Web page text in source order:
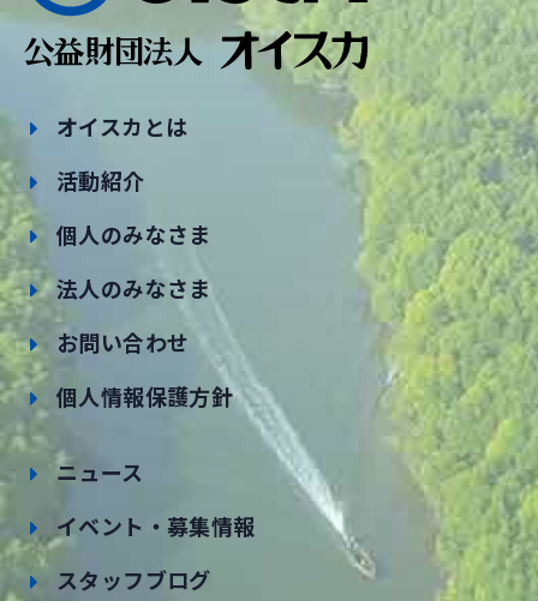
オイスカとは
活動紹介
個人のみなさま
法人のみなさま
お問い合わせ
個人情報保護方針
ニュース
イベント・募集情報
スタッフブログ